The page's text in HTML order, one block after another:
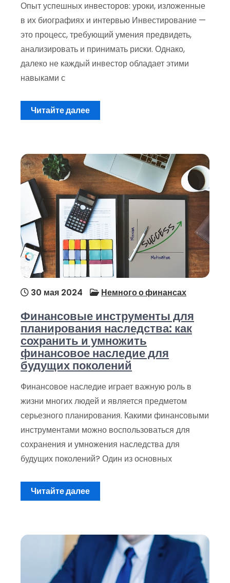
Опыт успешных инвесторов: уроки, изложенные
в их биографиях и интервью Инвестирование —
это процесс, требующий умения предвидеть,
анализировать и принимать риски. Однако,
далеко не каждый инвестор обладает этими
навыками с
Читайте далее
30 мая 2024 Немного о финансах
Финансовые инструменты для
планирования наследства: как
сохранить и умножить
финансовое наследие для
будущих поколений
Финансовое наследие играет важную роль в
жизни многих людей и является предметом
серьезного планирования. Какими финансовыми
инструментами можно воспользоваться для
сохранения и умножения наследства для
будущих поколений? Один из основных
Читайте далее